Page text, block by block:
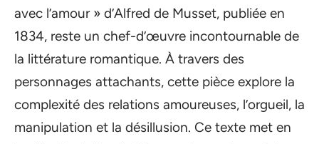
avec l’amour » d’Alfred de Musset, publiée en
1834, reste un chef-d’œuvre incontournable de
la littérature romantique. À travers des
personnages attachants, cette pièce explore la
complexité des relations amoureuses, l’orgueil, la
manipulation et la désillusion. Ce texte met en